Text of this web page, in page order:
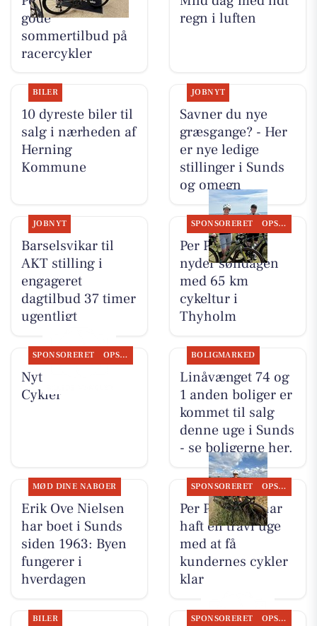
gode
sommertilbud på
racercykler
regn i luften
BILER
10 dyreste biler til
salg i nærheden af
Herning
Kommune
JOBNYT
Savner du nye
græsgange? - Her
er nye ledige
stillinger i Sunds
og omegn
JOBNYT
Barselsvikar til
AKT stilling i
engageret
dagtilbud 37 timer
ugentligt
SPONSORERET OPSLAGSTAVLEN
Per P. Cykler
nyder søndagen
med 65 km
cykeltur i
Thyholm
SPONSORERET OPSLAGSTAVLEN
Nyt fra Per P.
Cykler
BOLIGMARKED
Linåvænget 74 og
1 anden boliger er
kommet til salg
denne uge i Sunds
- se boligerne her.
MØD DINE NABOER
Erik Ove Nielsen
har boet i Sunds
siden 1963: Byen
fungerer i
hverdagen
SPONSORERET OPSLAGSTAVLEN
Per P. Cykler har
haft en travl uge
med at få
kundernes cykler
klar
BILER SPONSORERET OPSLAGSTAVLEN